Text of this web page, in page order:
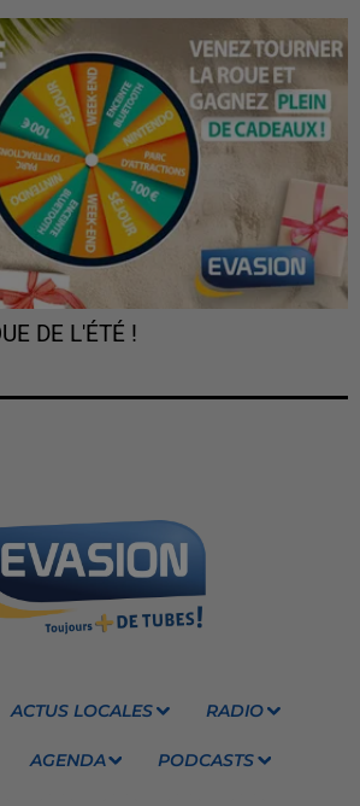
DE L'ÉTÉ !
ACTUS LOCALES RADIO
AGENDA PODCASTS